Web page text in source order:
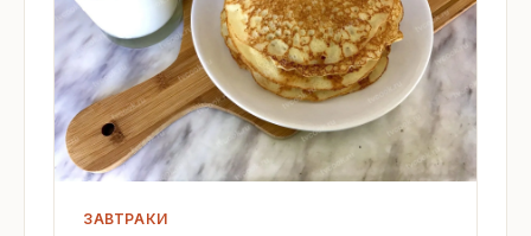
ЗАВТРАКИ